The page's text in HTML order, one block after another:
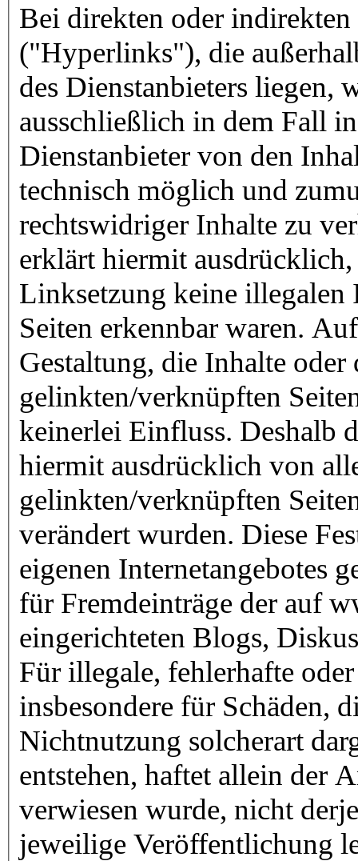
Bei direkten oder
("Hyperlinks"), die
des Dienstanbieters liegen,
ausschließlich in dem Fall
Dienstanbieter von den
technisch möglich und
rechtswidriger Inhalte zu
erklärt hiermit
Linksetzung keine illegalen
Seiten erkennbar waren.
Gestaltung, die Inhalte oder
gelinkten/verknüpften
keinerlei Einfluss. Deshalb
hiermit ausdrücklich von
gelinkten/verknüpften
verändert wurden. Diese
eigenen Internetangebotes
für Fremdeinträge der auf
eingerichteten Blogs,
Für illegale, fehlerhafte
insbesondere für Schäden,
Nichtnutzung solcherart
entstehen, haftet allein der
verwiesen wurde, nicht
jeweilige Veröffentlichung